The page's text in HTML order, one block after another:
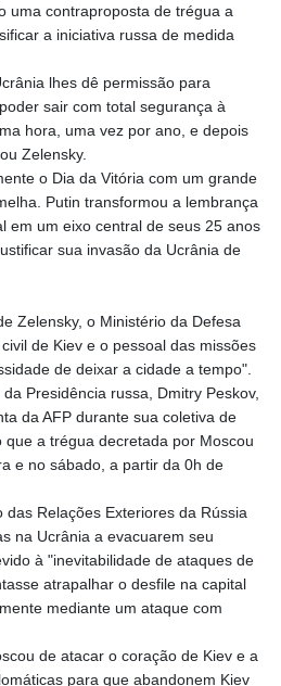
uma contraproposta de trégua a
a iniciativa russa de medida
lhes dê permissão para
sair com total segurança à
hora, uma vez por ano, e depois
Zelensky.
o Dia da Vitória com um grande
Putin transformou a lembrança
em um eixo central de seus 25 anos
sua invasão da Ucrânia de
Zelensky, o Ministério da Defesa
de Kiev e o pessoal das missões
de deixar a cidade a tempo".
Presidência russa, Dmitry Peskov,
da AFP durante sua coletiva de
a trégua decretada por Moscou
e no sábado, a partir da 0h de
Relações Exteriores da Rússia
na Ucrânia a evacuarem seu
à "inevitabilidade de ataques de
atrapalhar o desfile na capital
mediante um ataque com
de atacar o coração de Kiev e a
para que abandonem Kiev